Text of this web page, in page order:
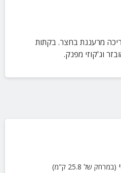
מרעננת בחצר. בקתות
וג'קוזי מפנק.
(במרחק של 25.8 ק"מ)